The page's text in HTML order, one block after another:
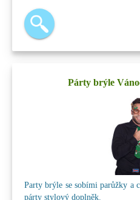
Párty brýle
Party brýle se sobími parůžky a
párty stylový doplněk.